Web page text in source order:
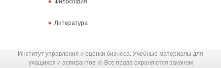
Литература
Институт управления и оценки бизнеса. Учебные материалы для
учащихся и аспирантов. © Все права охраняются законом